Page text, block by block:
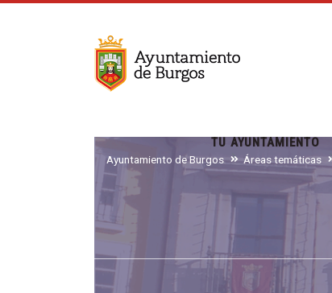
TU AYUNTAMIENTO
Ayuntamiento de Burgos Áreas temáticas